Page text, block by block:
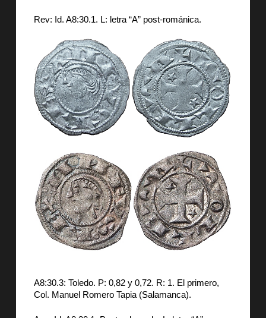
Rev: Id. A8:30.1. L: letra “A” post-románica.
A8:30.3: Toledo. P: 0,82 y 0,72. R: 1. El primero,
Col. Manuel Romero Tapia (Salamanca).